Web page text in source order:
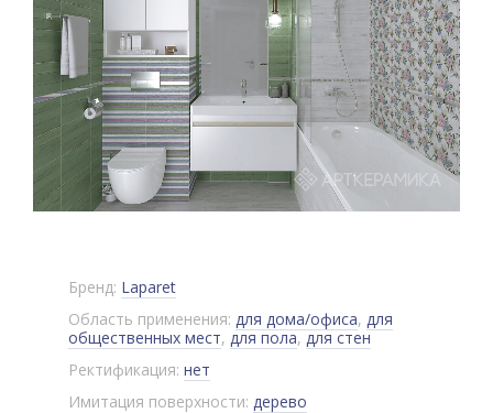
Бренд: Laparet
Область применения: для дома/офиса, для
общественных мест, для пола,для стен
Ректификация: нет
Имитация поверхности: дерево